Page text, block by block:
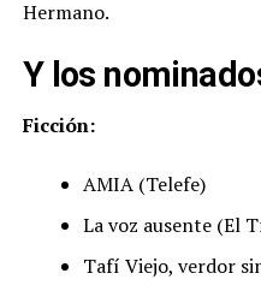
Hermano.
Y los
Ficción:
AMIA (Telefe)
La voz ausente (El
Tafí Viejo, verdor